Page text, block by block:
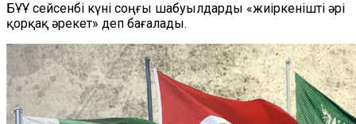
БҰҰ сейсенбі күні соңғы шабуылдарды «жиіркенішті әрі
қорқақ әрекет» деп бағалады.